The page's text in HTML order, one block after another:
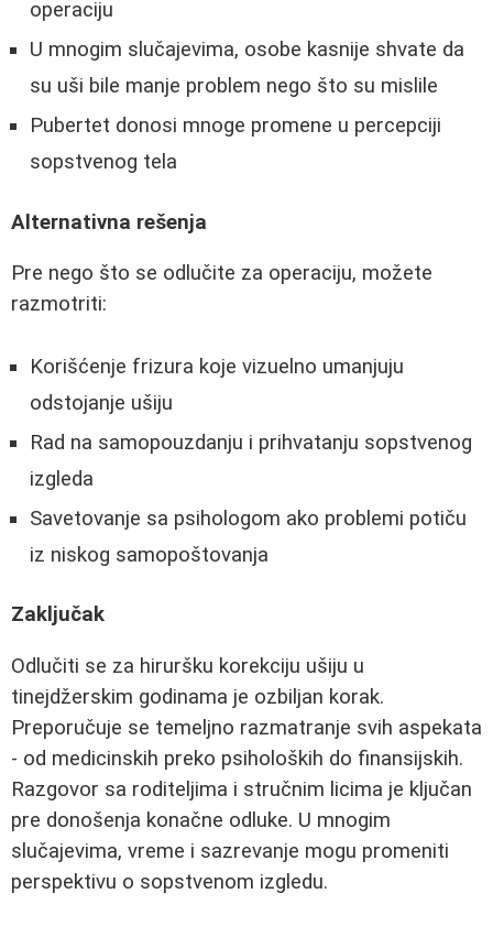
operaciju
U mnogim slučajevima, osobe kasnije shvate da
su uši bile manje problem nego što su mislile
Pubertet donosi mnoge promene u percepciji
sopstvenog tela
Alternativna rešenja
Pre nego što se odlučite za operaciju, možete
razmotriti:
Korišćenje frizura koje vizuelno umanjuju
odstojanje ušiju
Rad na samopouzdanju i prihvatanju sopstvenog
izgleda
Savetovanje sa psihologom ako problemi potiču
iz niskog samopoštovanja
Zaključak
Odlučiti se za hiruršku korekciju ušiju u
tinejdžerskim godinama je ozbiljan korak.
Preporučuje se temeljno razmatranje svih aspekata
- od medicinskih preko psiholoških do finansijskih.
Razgovor sa roditeljima i stručnim licima je ključan
pre donošenja konačne odluke. U mnogim
slučajevima, vreme i sazrevanje mogu promeniti
perspektivu o sopstvenom izgledu.